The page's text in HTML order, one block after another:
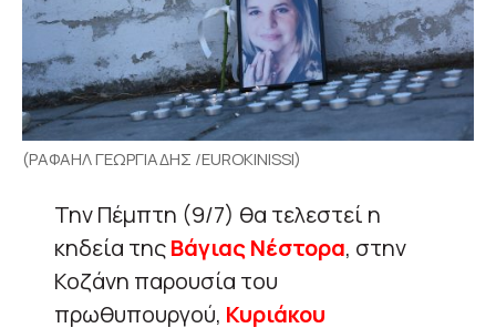
(ΡΑΦΑΗΛ ΓΕΩΡΓΙΑΔΗΣ /EUROKINISSI)
Την Πέμπτη (9/7) θα τελεστεί η
κηδεία τηςΒάγιας Νέστορα, στην
Κοζάνη παρουσία του
πρωθυπουργού, Κυριάκου